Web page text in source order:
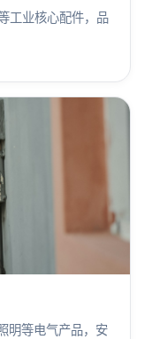
工业核心配件，品
明等电气产品，安